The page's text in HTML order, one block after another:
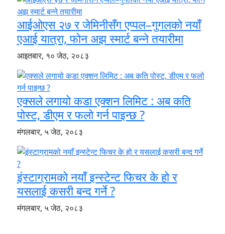
आईओएस २७ र जेमिनीसँग एप्पल–गुगलको नयाँ
एआई यात्रा, फोन अझ स्मार्ट बन्ने तयारीमा
आइतबार, १० जेठ, २०८३
एक्सले लगायो कडा एक्शन लिमिट : अब कति
पोस्ट, डीएम र फलो गर्न पाइन्छ ?
मंगलबार, ५ जेठ, २०८३
इंस्टाग्रामको नयाँ इन्स्टेन्ट फिचर के हो र
यसलाई कसरी बन्द गर्ने ?
मंगलबार, ५ जेठ, २०८३